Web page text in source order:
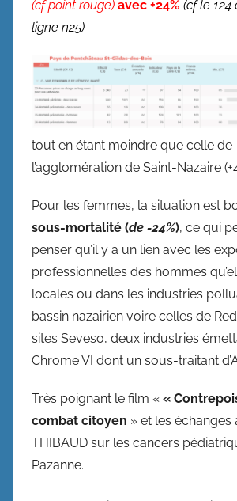
(cf point rouge) avec +24% (cf le 124
ligne n25)
tout en étant moindre que celle de
l’agglomération de Saint-Nazaire
Pour les femmes, la situation est
sous-mortalité (de -24%), ce qui
penser qu’il y a un lien avec les
professionnelles des hommes
locales ou dans les industries
bassin nazairien voire celles de
sites Seveso, deux industries
Chrome VI dont un sous-traitant
Très poignant le film « «
combat citoyen » et les
THIBAUD sur les cancers
Pazanne.